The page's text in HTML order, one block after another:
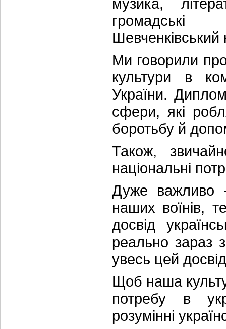
громадські
Шевченківський
Ми говорили
культури в
України.
сфери, які
боротьбу й
Також,
національні
Дуже важливо
наших воїнів,
досвід
реально зараз
увесь цей
Щоб наша
потребу в
розумінні